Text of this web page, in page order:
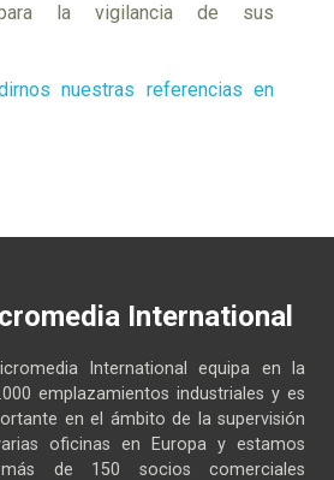
la vigilancia de sus
nuestras referencias en
International
International equipa en la
emplazamientos industriales y es
en el ámbito de la supervisión
oficinas en Europa y estamos
de 150 socios comerciales